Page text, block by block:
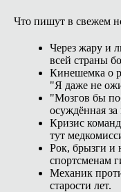
Что пишут в свежем
Через жару и
всей страны
Кинешемка о
"Я даже не
"Мозгов бы
осуждённая за
Кризис
тут
Рок, брызги и
спортсменам
Механик
старости лет.